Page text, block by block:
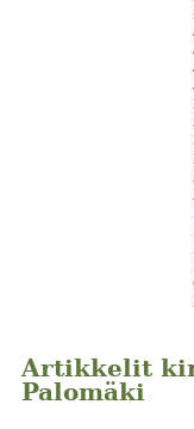
Artikkelit
Palomäki